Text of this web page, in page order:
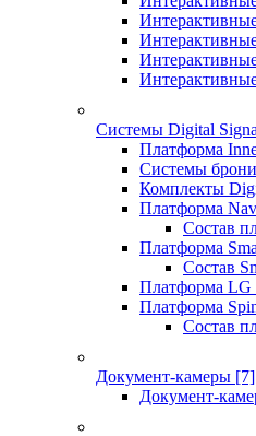
Системы Digital
Платформа
Системы
Комплекты
Платформа
Состав
Платформа
Состав
Платформа LG
Платформа
Состав
Документ-камеры [7]
Документ-